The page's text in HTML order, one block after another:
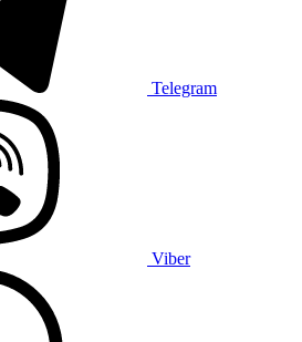
Telegram
Viber